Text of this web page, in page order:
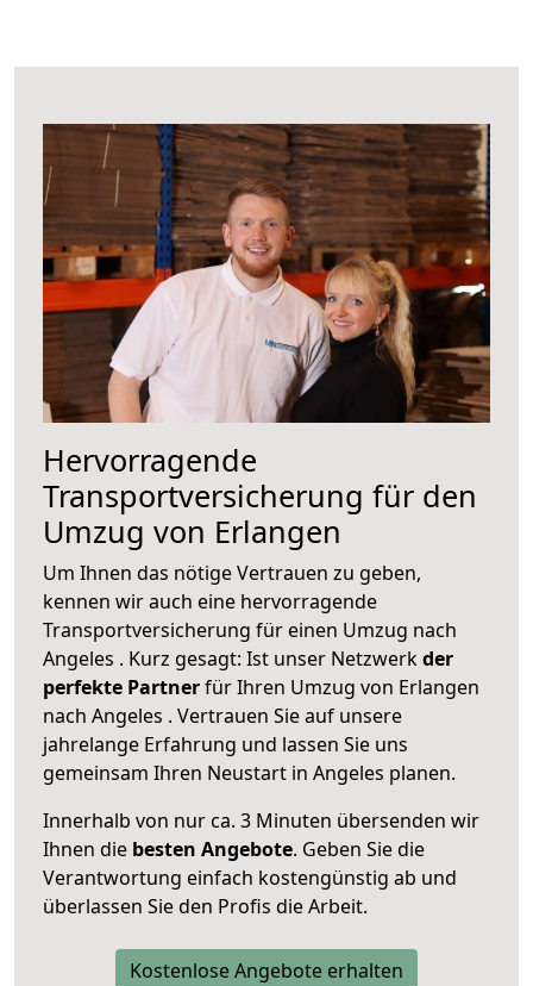
Hervorragende
Transportversicherung für den
Umzug von Erlangen
Um Ihnen das nötige Vertrauen zu geben,
kennen wir auch eine hervorragende
Transportversicherung für einen Umzug nach
Angeles . Kurz gesagt: Ist unser Netzwerkder
perfekte Partnerfür Ihren Umzug von Erlangen
nach Angeles . Vertrauen Sie auf unsere
jahrelange Erfahrung und lassen Sie uns
gemeinsam Ihren Neustart in Angeles planen.
Innerhalb von nur ca. 3 Minuten übersenden wir
Ihnen die besten Angebote. Geben Sie die
Verantwortung einfach kostengünstig ab und
überlassen Sie den Profis die Arbeit.
Kostenlose Angebote erhalten